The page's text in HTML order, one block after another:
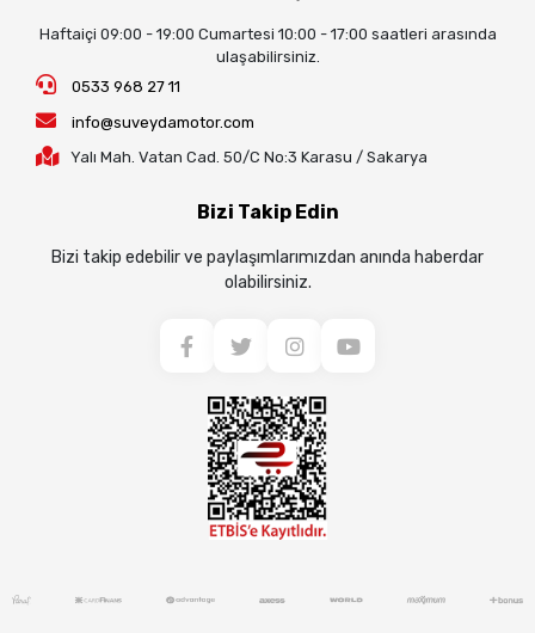
Haftaiçi 09:00 - 19:00 Cumartesi 10:00 - 17:00 saatleri arasında
ulaşabilirsiniz.
0533 968 27 11
info@suveydamotor.com
Yalı Mah. Vatan Cad. 50/C No:3 Karasu / Sakarya
Bizi Takip Edin
Bizi takip edebilir ve paylaşımlarımızdan anında haberdar
olabilirsiniz.